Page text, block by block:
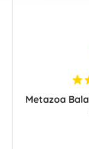
Metazoa